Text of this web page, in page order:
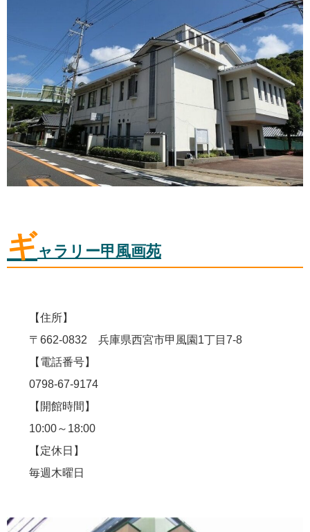
ギャラリー甲風画苑
【住所】
〒662-0832 兵庫県西宮市甲風園1丁目7-8
【電話番号】
0798-67-9174
【開館時間】
10:00～18:00
【定休日】
毎週木曜日